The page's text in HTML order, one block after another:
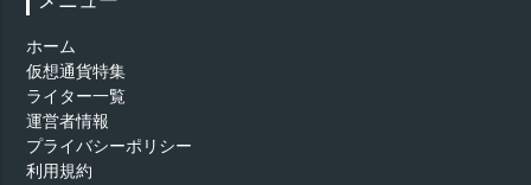
ホーム
仮想通貨特集
ライター一覧
運営者情報
プライバシーポリシー
利用規約